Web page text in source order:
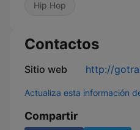
Hip Hop
Contactos
Sitio web http://
Actualiza esta información
Compartir